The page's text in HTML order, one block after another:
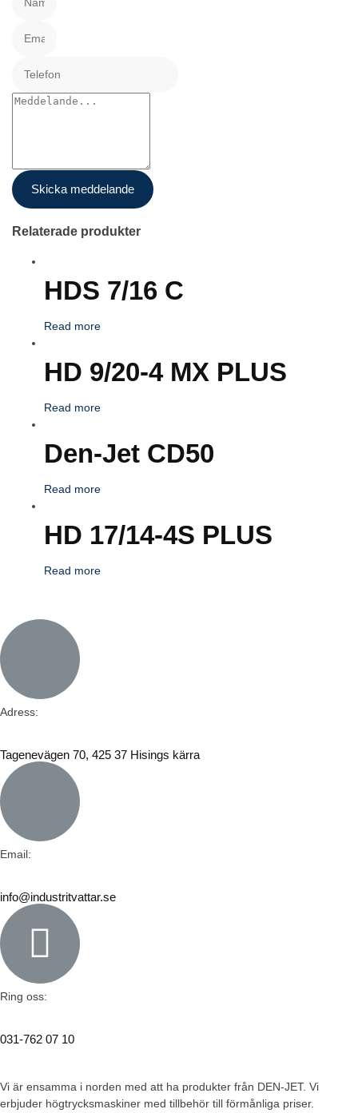
Skicka meddelande
Relaterade produkter
HDS 7/16 C
Read more
HD 9/20-4 MX PLUS
Read more
Den-Jet CD50
Read more
HD 17/14-4S PLUS
Read more
Adress:
Tagenevägen 70, 425 37 Hisings kärra
Email:
info@industritvattar.se
Ring oss:
031-762 07 10
Vi är ensamma i norden med att ha produkter från DEN-JET. Vi
erbjuder högtrycksmaskiner med tillbehör till förmånliga priser.